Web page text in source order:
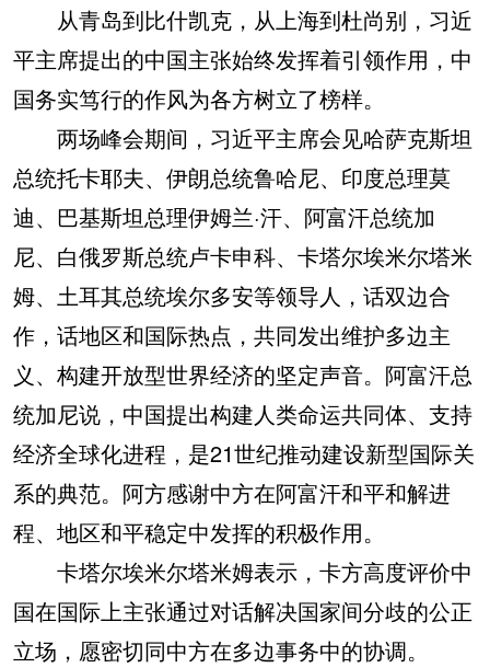
从青岛到比什凯克，从上海到杜尚别，习近
平主席提出的中国主张始终发挥着引领作用，中
国务实笃行的作风为各方树立了榜样。
两场峰会期间，习近平主席会见哈萨克斯坦
总统托卡耶夫、伊朗总统鲁哈尼、印度总理莫
迪、巴基斯坦总理伊姆兰·汗、阿富汗总统加
尼、白俄罗斯总统卢卡申科、卡塔尔埃米尔塔米
姆、土耳其总统埃尔多安等领导人，话双边合
作，话地区和国际热点，共同发出维护多边主
义、构建开放型世界经济的坚定声音。阿富汗总
统加尼说，中国提出构建人类命运共同体、支持
经济全球化进程，是21世纪推动建设新型国际关
系的典范。阿方感谢中方在阿富汗和平和解进
程、地区和平稳定中发挥的积极作用。
卡塔尔埃米尔塔米姆表示，卡方高度评价中
国在国际上主张通过对话解决国家间分歧的公正
立场，愿密切同中方在多边事务中的协调。